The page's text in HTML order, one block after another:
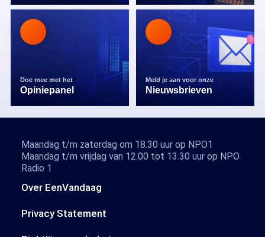
Doe mee met het
Opiniepanel
Meld je aan voor onze
Nieuwsbrieven
Over EenVandaag
Privacy Statement
Maandag t/m zaterdag om 18.30 uur op NPO1
Maandag t/m vrijdag van 12.00 tot 13.30 uur op NPO
Radio 1